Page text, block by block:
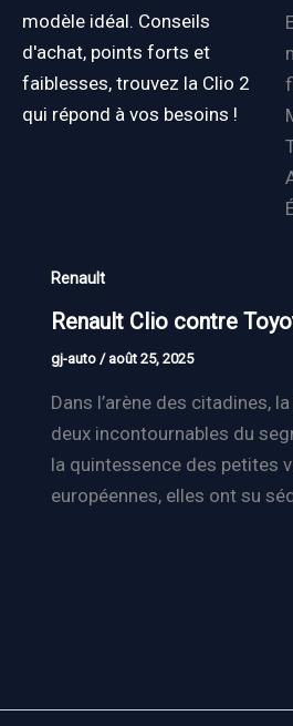
Renault
Renault Clio contre
gj-auto / août 25, 2025
Dans l’arène des citadines,
deux incontournables du
la quintessence des petites
européennes, elles ont su